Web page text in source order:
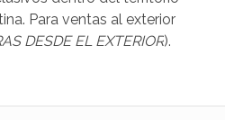
Para ventas al exterior
DESDE EL EXTERIOR).